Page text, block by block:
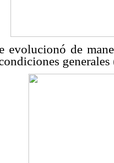
evolucionó de
generales